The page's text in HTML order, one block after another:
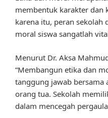
membentuk karakter dan
karena itu, peran sekolah
moral siswa sangatlah
Menurut Dr. Aksa
“Membangun etika dan
tanggung jawab bersama
orang tua. Sekolah
dalam mencegah